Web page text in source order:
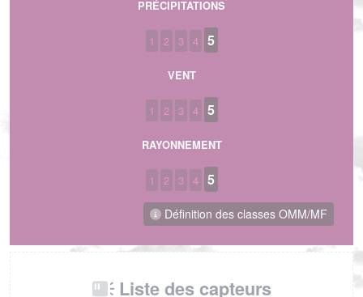
PRÉCIPITATIONS
1 2 3 4 5
VENT
1 2 3 4 5
RAYONNEMENT
1 2 3 4 5
Définition des classes OMM/MF
Liste des capteurs